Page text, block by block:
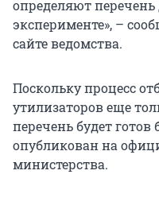
определяют
эксперименте», –
сайте ведомства.
Поскольку процесс
утилизаторов еще
перечень будет
опубликован на
министерства.